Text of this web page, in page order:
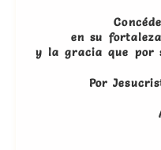
en su
y la gracia que por
Por